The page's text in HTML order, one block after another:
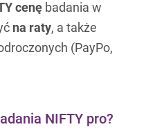
cenę badania w
na raty, a także
(PayPo,
NIFTY pro?